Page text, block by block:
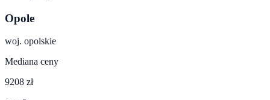
Opole
woj. opolskie
Mediana ceny
9208 zł